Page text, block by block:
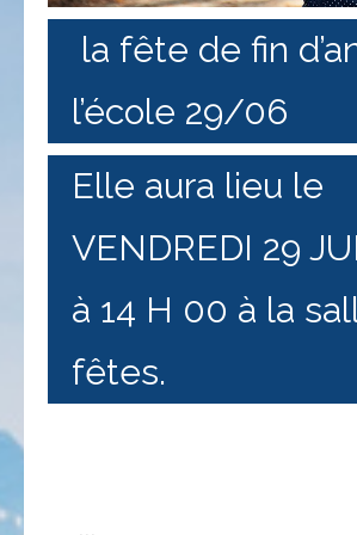
la fête de fin
l’école 29/06
Elle aura lieu le
VENDREDI 29
à 14 H 00 à la
fêtes.
...